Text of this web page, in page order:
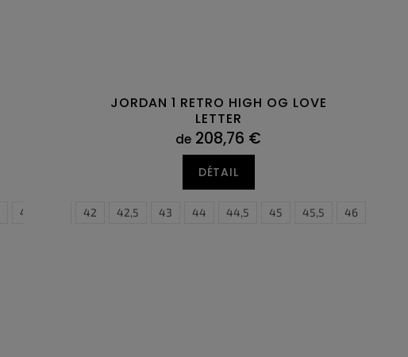
45 47
JORDAN 1 RETRO HIGH OG LOVE
LETTER
de 208,76 €
DÉTAIL
40,5 42 42,5 43 44 44,5 45 45,5 46